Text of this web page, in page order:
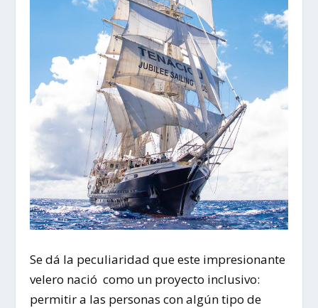
Se dá la peculiaridad que este impresionante
velero nació como un proyecto inclusivo:
permitir a las personas con algún tipo de